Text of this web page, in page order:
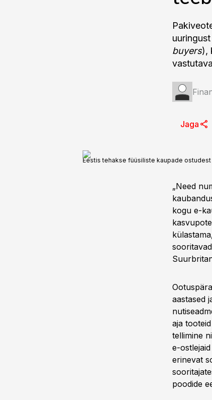
buyers),
Jaga
Eestis tehakse füüsiliste kaupade
„Need
kogu e-
aastased
aja
tellimine
e-
erinevat
poodide